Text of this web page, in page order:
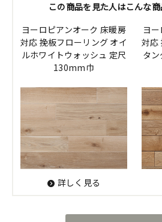
この商品を見た人はこんな
ヨーロピアンオーク 床暖房
対応 挽板フローリング オイ
ルホワイトウォッシュ 定尺
130mm巾
詳しく見る
ヨ
対応
タ